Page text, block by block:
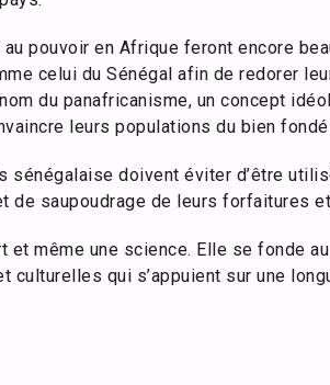
pouvoir en Afrique feront encore
celui du Sénégal afin de redorer
du panafricanisme, un concept
leurs populations du bien
sénégalaise doivent éviter d’être
de saupoudrage de leurs forfaitures
et même une science. Elle se fonde
culturelles qui s’appuient sur une